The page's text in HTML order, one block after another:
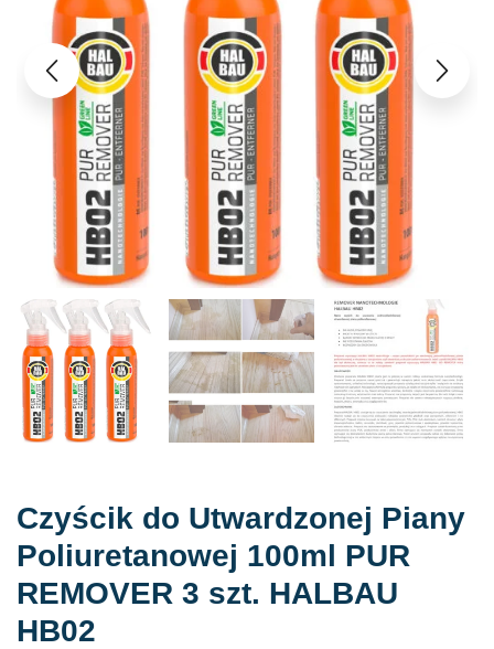
Czyścik do Utwardzonej Piany
Poliuretanowej 100ml PUR
REMOVER 3 szt. HALBAU
HB02